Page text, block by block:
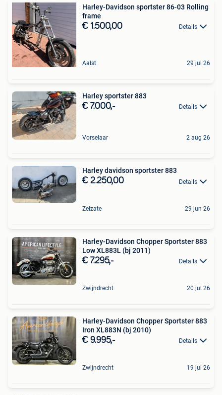
Harley-Davidson sportster 86-03 Rolling
frame
€ 1.500,00 Details
Aalst 29 jul 26
Harley sportster 883
€ 7.000,- Details
Vorselaar 2 aug 26
Harley davidson sportster 883
€ 2.250,00 Details
Zelzate 29 jun 26
Harley-Davidson Chopper Sportster 883
Low XL883L (bj 2011)
€ 7.295,- Details
Zwijndrecht 20 jul 26
Harley-Davidson Chopper Sportster 883
Iron XL883N (bj 2010)
€ 9.995,- Details
Zwijndrecht 19 jul 26